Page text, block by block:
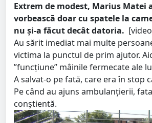
Extrem de modest, Marius Matei
vorbească doar cu spatele la
nu și-a făcut decât datoria.
Au sărit imediat mai multe
victima la punctul de prim ajutor.
”funcțiune” mâinile fermecate ale
A salvat-o pe fată, care era în stop
Pe când au ajuns ambulanțierii,
conștientă.